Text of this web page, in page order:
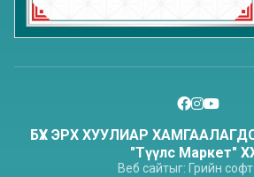
БҮХ ЭРХ ХУУЛИАР
"Түүлс Маркет"
Веб сайтыг: Грийн софт